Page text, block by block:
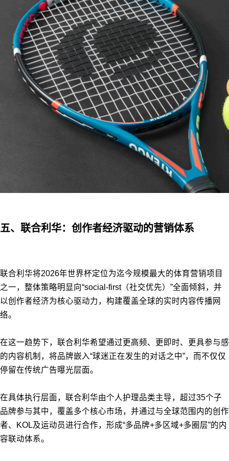
五、联合利华：创作者经济驱动的营销体系
联合利华将2026年世界杯定位为迄今规模最大的体育营销项目
之一，整体策略明显向“social-first（社交优先）”全面倾斜，并
以创作者经济为核心驱动力，构建覆盖全球的实时内容传播网
络。
在这一趋势下，联合利华希望通过更高频、更即时、更具参与感
的内容机制，将品牌嵌入“球迷正在发生的对话之中”，而不仅仅
停留在传统广告曝光层面。
在具体执行层面，联合利华由个人护理品类主导，超过35个子
品牌参与其中，覆盖多个核心市场，并通过与全球范围内的创作
者、KOL及运动员进行合作，形成“多品牌+多区域+多圈层”的内
容联动体系。